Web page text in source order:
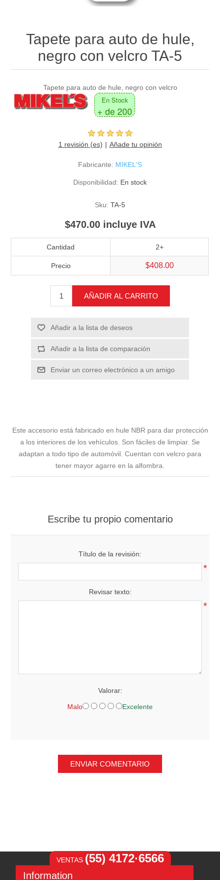
Tapete para auto de hule,
negro con velcro TA-5
Tapete para auto de hule, negro con velcro
En Stock
+ de 200
1 revisión (es) Añade tu opinión
Fabricante: MIKEL'S
Disponibilidad: En stock
Sku: TA-5
$470.00 incluye IVA
Cantidad 2+
Precio $408.00
AÑADIR AL CARRITO
Añadir a la lista de deseos
Añadir a la lista de comparación
Enviar un correo electrónico a un amigo
Este accesorio está fabricado en hule NBR para dar protección
a los interiores de los vehículos. Son fáciles de limpiar. Se
adaptan a todo tipo de automóvil. Cuentan con velcro para
tener mayor agarre en la alfombra.
Escribe tu propio comentario
Título de la revisión:
*
Revisar texto:
*
Valorar:
Malo Excelente
ENVIAR COMENTARIO
VENTAS (55) 4172·6566
Information